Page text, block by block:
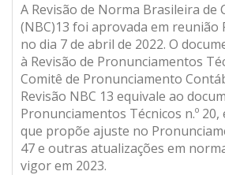
A Revisão de Norma Brasileira de
(NBC)13 foi aprovada em reunião
no dia 7 de abril de 2022. O
à Revisão de Pronunciamentos
Comitê de Pronunciamento
Revisão NBC 13 equivale ao
Pronunciamentos Técnicos n.º 20,
que propõe ajuste no
47 e outras atualizações em
vigor em 2023.